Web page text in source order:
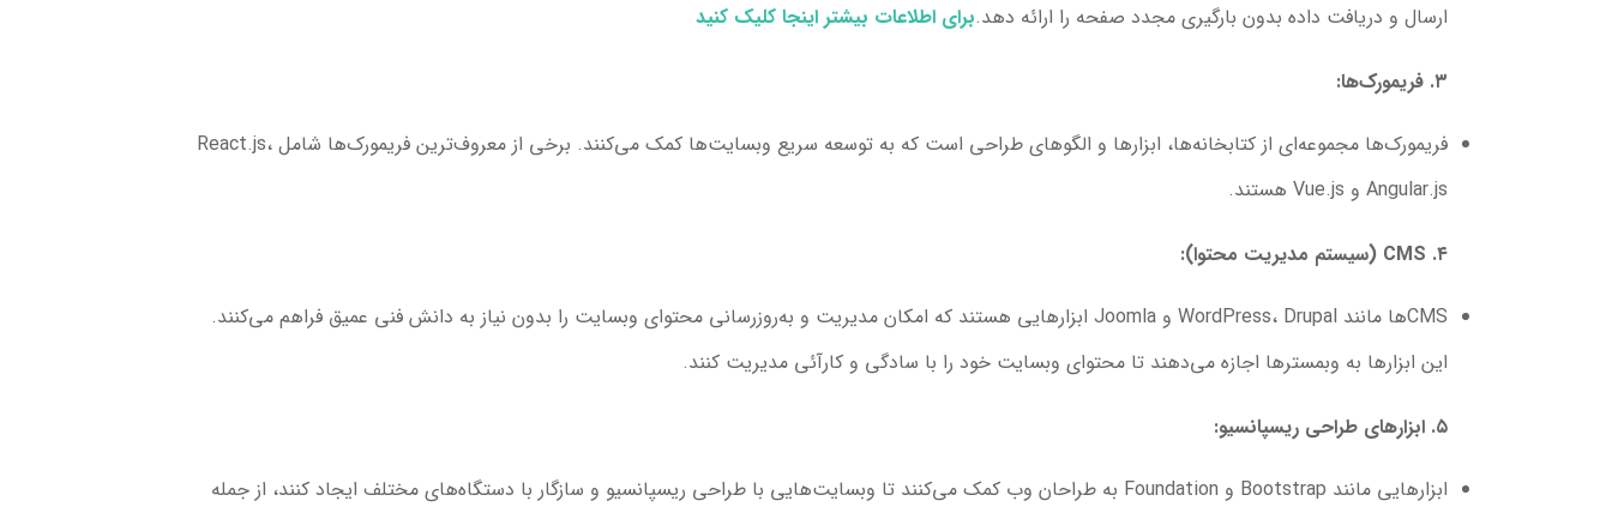
ارسال و دریافت داده بدون بارگیری مجدد صفحه را ارائه دهد.برای اطلاعات بیشتر اینجا کلیک کنید
۳. فریمورک‌ها:
فریمورک‌ها مجموعه‌ای از کتابخانه‌ها، ابزارها و الگوهای طراحی است که به توسعه سریع وبسایت‌ها کمک می‌کنند. برخی از معروف‌ترین فریمورک‌ها شامل React.js،
Angular.js و Vue.js هستند.
۴. CMS (سیستم مدیریت محتوا):
CMS‌ها مانند WordPress، Drupal و Joomla ابزارهایی هستند که امکان مدیریت و به‌روزرسانی محتوای وبسایت را بدون نیاز به دانش فنی عمیق فراهم می‌کنند.
این ابزارها به وبمسترها اجازه می‌دهند تا محتوای وبسایت خود را با سادگی و کارآئی مدیریت کنند.
۵. ابزارهای طراحی ریسپانسیو:
ابزارهایی مانند Bootstrap و Foundation به طراحان وب کمک می‌کنند تا وبسایت‌هایی با طراحی ریسپانسیو و سازگار با دستگاه‌های مختلف ایجاد کنند، از جمله